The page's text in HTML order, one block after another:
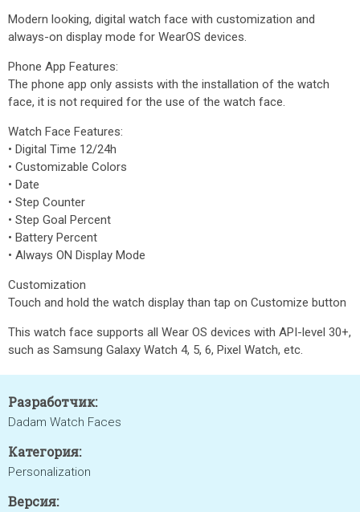
Modern looking, digital watch face with customization and
always-on display mode for WearOS devices.
Phone App Features:
The phone app only assists with the installation of the watch
face, it is not required for the use of the watch face.
Watch Face Features:
• Digital Time 12/24h
• Customizable Colors
• Date
• Step Counter
• Step Goal Percent
• Battery Percent
• Always ON Display Mode
Customization
Touch and hold the watch display than tap on Customize button
This watch face supports all Wear OS devices with API-level 30+,
such as Samsung Galaxy Watch 4, 5, 6, Pixel Watch, etc.
Разработчик:
Dadam Watch Faces
Категория:
Personalization
Версия: